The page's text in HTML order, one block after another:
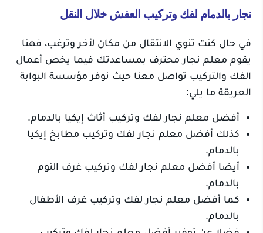
نجار بالدمام لفك وتركيب العفش خلال النقل
في حال كنت تنوي الانتقال من مكان لأخر وترغب، فهنا
يقوم معلم نجار محترف بمساعدتك فيما يخص أعمال
الفك والتركيب تواصل معنا حيث نوفر مؤسسة البوابة
العريقة ما يلي:
أفضل معلم نجار لفك وتركيب أثاث إيكيا بالدمام.
كذلك أفضل معلم نجار لفك وتركيب مطابخ إيكيا
بالدمام.
أيضا أفضل معلم نجار لفك وتركيب غرف النوم
بالدمام.
كما أفضل معلم نجار لفك وتركيب غرف الأطفال
بالدمام.